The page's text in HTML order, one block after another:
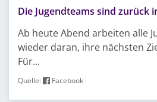
Die Jugendteams sind zurück
Ab heute Abend arbeiten alle
wieder daran, ihre nächsten
Für...
Quelle: Facebook